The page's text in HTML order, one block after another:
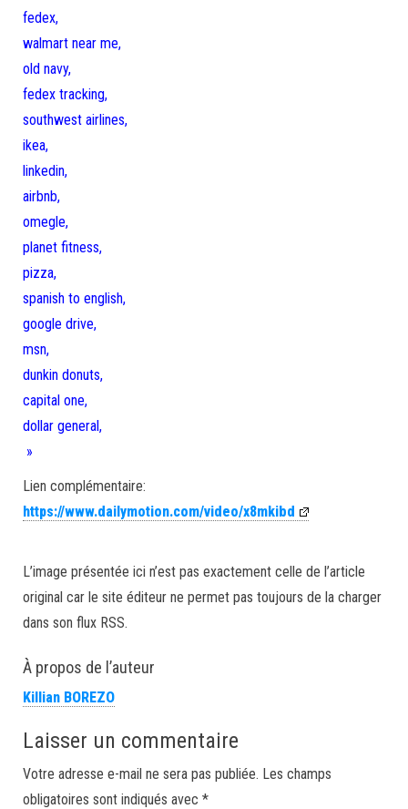
fedex,
walmart near me,
old navy,
fedex tracking,
southwest airlines,
ikea,
linkedin,
airbnb,
omegle,
planet fitness,
pizza,
spanish to english,
google drive,
msn,
dunkin donuts,
capital one,
dollar general,
»
Lien complémentaire:
https://www.dailymotion.com/video/x8mkibd
L’image présentée ici n’est pas exactement celle de l’article
original car le site éditeur ne permet pas toujours de la charger
dans son flux RSS.
À propos de l’auteur
Killian BOREZO
Laisser un commentaire
Votre adresse e-mail ne sera pas publiée. Les champs
obligatoires sont indiqués avec *